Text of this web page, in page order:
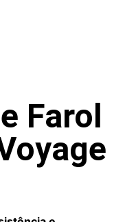
Farol